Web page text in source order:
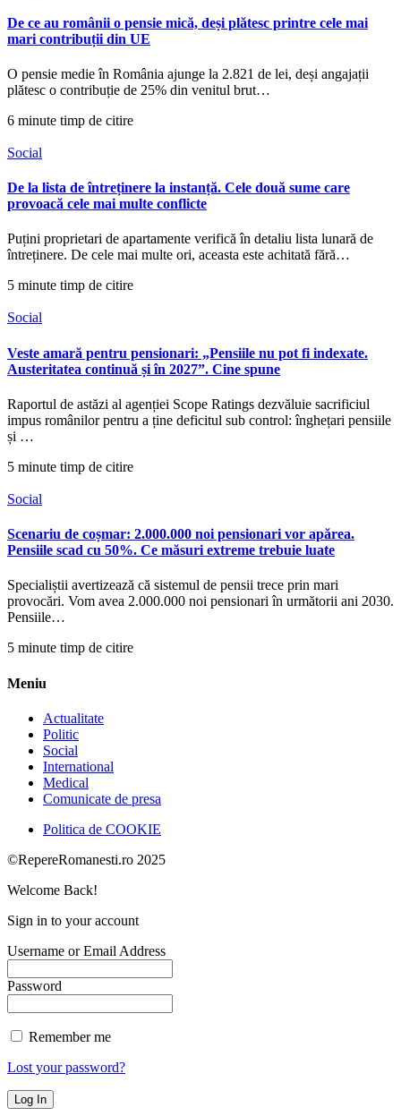
De ce au românii o pensie mică, deși plătesc printre cele mai
mari contribuții din UE
O pensie medie în România ajunge la 2.821 de lei, deși angajații
plătesc o contribuție de 25% din venitul brut…
6 minute timp de citire
Social
De la lista de întreținere la instanță. Cele două sume care
provoacă cele mai multe conflicte
Puțini proprietari de apartamente verifică în detaliu lista lunară de
întreținere. De cele mai multe ori, aceasta este achitată fără…
5 minute timp de citire
Social
Veste amară pentru pensionari: „Pensiile nu pot fi indexate.
Austeritatea continuă și în 2027”. Cine spune
Raportul de astăzi al agenției Scope Ratings dezvăluie sacrificiul
impus românilor pentru a ține deficitul sub control: înghețari pensiile
și …
5 minute timp de citire
Social
Scenariu de coșmar: 2.000.000 noi pensionari vor apărea.
Pensiile scad cu 50%. Ce măsuri extreme trebuie luate
Specialiștii avertizează că sistemul de pensii trece prin mari
provocări. Vom avea 2.000.000 noi pensionari în următorii ani 2030.
Pensiile…
5 minute timp de citire
Meniu
Actualitate
Politic
Social
International
Medical
Comunicate de presa
Politica de COOKIE
©RepereRomanesti.ro 2025
Welcome Back!
Sign in to your account
Username or Email Address
Password
Remember me
Lost your password?